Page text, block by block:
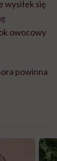
wysiłek się
owocowy
powinna